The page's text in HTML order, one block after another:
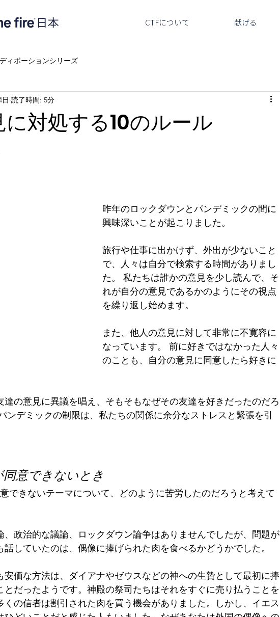
CTFについて 献げる
ディボーションシリーズ
対処する10のルール
日 読了時間: 5分
昨年のロックダウンとパンデミックの間に
興味深いことが起こりました。
旅行や仕事に出かけず、外出が少ないこと
で、人々は自分で検索する時間がありまし
た。 私たちは誰かの意見を少し読んで、そ
れが自分の意見であるかのようにその視点
を繰り返し始めます。
また、他人の意見に対して非常に不寛容に
なっています。 前に好きではなかった人々
のことも、自分の意見に同意したら好きに
達の意見に異議を唱え、そもそもなぜその友達を好きだったのだろ
ンデミックの制限は、私たちの関係に余分なストレスと緊張を引
意できないとき
できないテーマについて、どのように苦労したのだろうと考えて
、政治的な議論、ロックダウン論争はありませんでしたが、問題が
していたのは、偶像に捧げられた肉を食べるかどうかでした。
安価な方法は、ダイアナやゼウスなどの神への生贄として最初に捧
とだったようです。神殿の祭司たちはそれをすぐに売り払うことを
くの信者は割引された肉を買う機会がありました。しかし、イエス